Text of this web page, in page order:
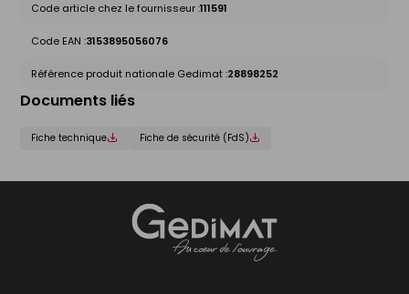
Code article chez le fournisseur :111591
Code EAN :3153895056076
Référence produit nationale Gedimat :28898252
Documents liés
Fiche technique Fiche de sécurité (FdS)